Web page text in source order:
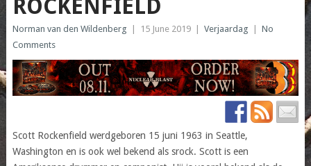
ROCKENFIELD
Norman van den Wildenberg 15 June 2019 Verjaardag
No
Comments
Scott Rockenfield werdgeboren 15 juni 1963 in Seattle,
Washington en is ook wel bekend als srock. Scott is een